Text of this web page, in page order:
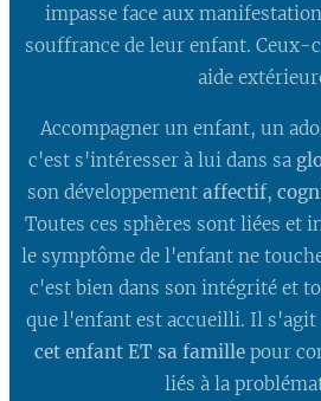
impasse face aux
souffrance de leur enfant. Ceux-
aide
Accompagner un enfant, un
c'est s'intéresser à lui dans sa
son développement affectif,
Toutes ces sphères sont liées et
le symptôme de l'enfant ne
c'est bien dans son intégrité et
que l'enfant est accueilli. Il s'agit
cet enfant ET sa famille pour
liés à la